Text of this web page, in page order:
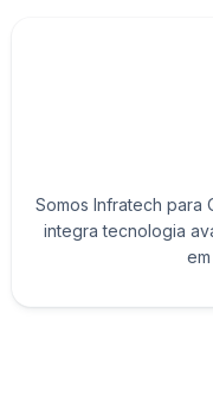
Somos Infratech para Open
integra tecnologia